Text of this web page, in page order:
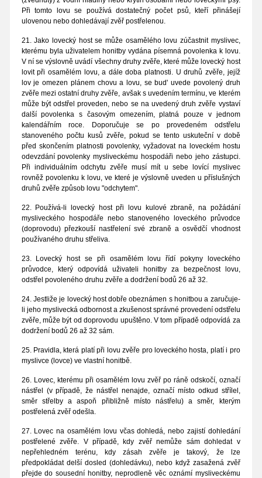
Při tomto lovu se používá dostatečný počet psů, kteří přinášejí
ulovenou nebo dohledávají zvěř postřelenou.
21. Jako lovecký host se může osamělého lovu zúčastnit myslivec,
kterému byla uživatelem honitby vydána písemná povolenka k lovu.
V ní se výslovně uvádí všechny druhy zvěře, které může lovecký host
lovit při osamělém lovu, a dále doba platnosti. U druhů zvěře, jejíž
lov je omezen plánem chovu a lovu, se bud' uvede povolený druh
zvěře mezi ostatní druhy zvěře, avšak s uvedením termínu, ve kterém
může být odstřel proveden, nebo se na uvedený druh zvěře vystaví
další povolenka s časovým omezením, platná pouze v jednom
kalendářním roce. Doporučuje se po provedeném odstřelu
stanoveného počtu kusů zvěře, pokud se tento uskuteční v době
před skončením platnosti povolenky, vyžadovat na loveckém hostu
odevzdání povolenky mysliveckému hospodáři nebo jeho zástupci.
Při individuálním odchytu zvěře musí mít u sebe lovící myslivec
rovněž povolenku k lovu, ve které je výslovně uveden u příslušných
druhů zvěře způsob lovu "odchytem".
22. Používá-li lovecký host při lovu kulové zbraně, na požádání
mysliveckého hospodáře nebo stanoveného loveckého průvodce
(doprovodu) přezkouší nastřelení své zbraně a osvědčí vhodnost
používaného druhu střeliva.
23. Lovecký host se při osamělém lovu řídí pokyny loveckého
průvodce, který odpovídá uživateli honitby za bezpečnost lovu,
odstřel povoleného druhu zvěře a dodržení bodů 26 až 32.
24. Jestliže je lovecký host dobře obeznámen s honitbou a zaručuje-
li jeho myslivecká odbornost a zkušenost správné provedení odstřelu
zvěře, může být od doprovodu upuštěno. V tom případě odpovídá za
dodržení bodů 26 až 32 sám.
25. Pravidla, která platí při lovu zvěře pro loveckého hosta, platí i pro
myslivce (lovce) ve vlastní honitbě.
26. Lovec, kterému při osamělém lovu zvěř po ráně odskočí, označí
nástřel (v případě, že nástřel nenajde, označí místo odkud střílel,
směr střelby a aspoň přibližně místo nástřelu) a směr, kterým
postřelená zvěř odešla.
27. Lovec na osamělém lovu včas dohledá, nebo zajistí dohledání
postřelené zvěře. V případě, kdy zvěř nemůže sám dohledat v
nepřehledném terénu, kdy zásah zvěře je takový, že lze
předpokládat delší dosled (dohledávku), nebo když zasažená zvěř
přejde do sousední honitby, neprodleně věc oznámí mysliveckému